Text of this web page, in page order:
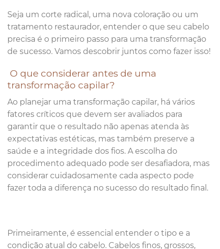
Seja um corte radical, uma nova coloração ou um
tratamento restaurador, entender o que seu cabelo
precisa é o primeiro passo para uma transformação
de sucesso. Vamos descobrir juntos como fazer isso!
O que considerar antes de uma
transformação capilar?
Ao planejar uma transformação capilar, há vários
fatores críticos que devem ser avaliados para
garantir que o resultado não apenas atenda às
expectativas estéticas, mas também preserve a
saúde e a integridade dos fios. A escolha do
procedimento adequado pode ser desafiadora, mas
considerar cuidadosamente cada aspecto pode
fazer toda a diferença no sucesso do resultado final.
Primeiramente, é essencial entender o tipo e a
condição atual do cabelo. Cabelos finos, grossos,